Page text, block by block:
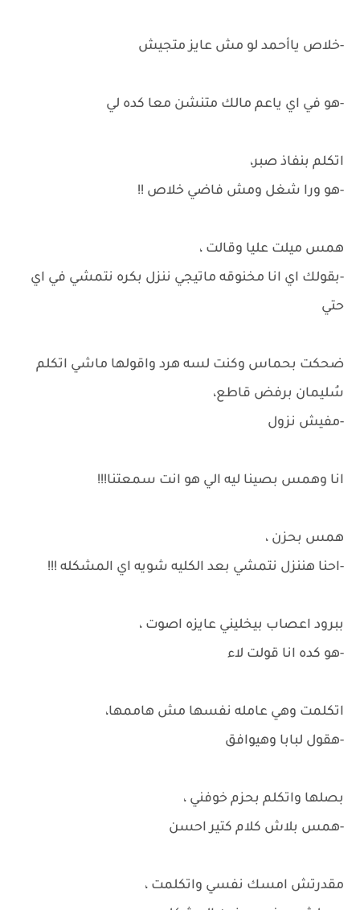
-خلاص ياأحمد لو مش عايز متجيش
-هو في اي ياعم مالك متنشن معا كده لي
اتكلم بنفاذ صبر،
-هو ورا شغل ومش فاضي خلاص !!
همس ميلت عليا وقالت ،
-بقولك اي انا مخنوقه ماتيجي ننزل بكره نتمشي في اي
حتي
ضحكت بحماس وكنت لسه هرد واقولها ماشي اتكلم
سُليمان برفض قاطع،
-مفيش نزول
انا وهمس بصينا ليه الي هو انت سمعتنا!!!
همس بحزن ،
-احنا هننزل نتمشي بعد الكليه شويه اي المشكله !!!
ببرود اعصاب بيخليني عايزه اصوت ،
-هو كده انا قولت لاء
اتكلمت وهي عامله نفسها مش هاممها،
-هقول لبابا وهيوافق
بصلها واتكلم بحزم خوفني ،
-همس بلاش كلام كتير احسن
مقدرتش امسك نفسي واتكلمت ،